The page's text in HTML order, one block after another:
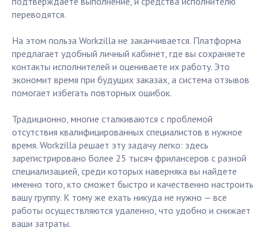
переводятся.
На этом польза Workzilla не заканчивается. Платформа
предлагает удобный личный кабинет, где вы сохраняете
контакты исполнителей и оцениваете их работу. Это
экономит время при будущих заказах, а система отзывов
помогает избегать повторных ошибок.
Традиционно, многие сталкиваются с проблемой
отсутствия квалифицированных специалистов в нужное
время. Workzilla решает эту задачу легко: здесь
зарегистрировано более 25 тысяч фрилансеров с разной
специализацией, среди которых наверняка вы найдете
именно того, кто сможет быстро и качественно настроить
вашу группу. К тому же ехать никуда не нужно — все
работы осуществляются удаленно, что удобно и снижает
ваши затраты.